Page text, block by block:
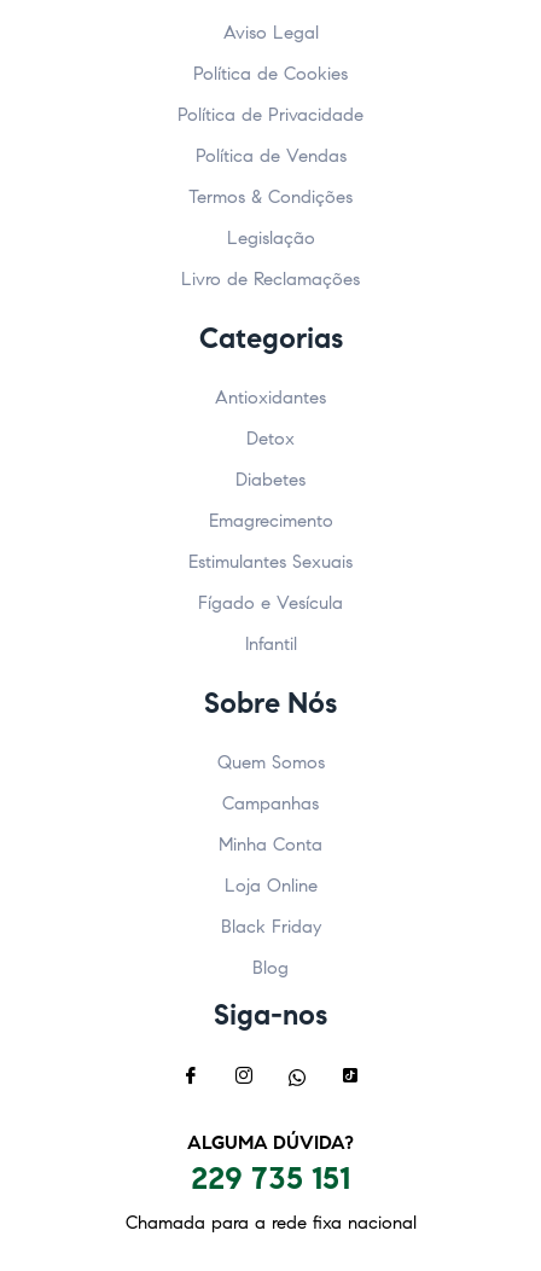
Aviso Legal
Política de Cookies
Política de Privacidade
Política de Vendas
Termos & Condições
Legislação
Livro de Reclamações
Categorias
Antioxidantes
Detox
Diabetes
Emagrecimento
Estimulantes Sexuais
Fígado e Vesícula
Infantil
Sobre Nós
Quem Somos
Campanhas
Minha Conta
Loja Online
Black Friday
Blog
Siga-nos
ALGUMA DÚVIDA?
229 735 151
Chamada para a rede fixa nacional